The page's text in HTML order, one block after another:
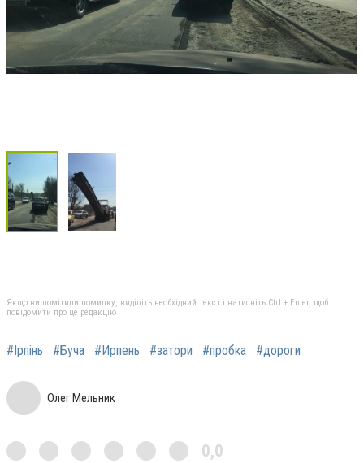
Якщо ви помітили помилку, виділіть необхідний текст і натисніть Ctrl + Enter, щоб
повідомити про це редакцію
#Ірпінь #Буча #Ирпень #затори #пробка #дороги
Олег Мельник
0,0